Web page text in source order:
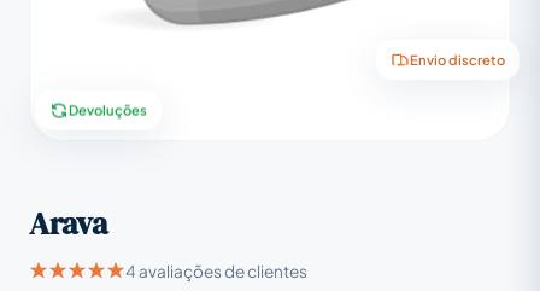
Envio discreto
Devoluções
Arava
4 avaliações de clientes